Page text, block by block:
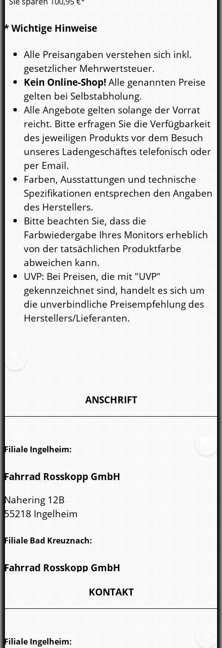
* Wichtige Hinweise
Alle Preisangaben verstehen sich inkl.
gesetzlicher Mehrwertsteuer.
Kein Online-Shop!Alle genannten Preise
gelten bei Selbstabholung.
Alle Angebote gelten solange der Vorrat
reicht. Bitte erfragen Sie die Verfügbarkeit
des jeweiligen Produkts vor dem Besuch
unseres Ladengeschäftes telefonisch oder
per Email.
Farben, Ausstattungen und technische
Spezifikationen entsprechen den Angaben
des Herstellers.
Bitte beachten Sie, dass die
Farbwiedergabe Ihres Monitors erheblich
von der tatsächlichen Produktfarbe
abweichen kann.
UVP: Bei Preisen, die mit "UVP"
gekennzeichnet sind, handelt es sich um
die unverbindliche Preisempfehlung des
Herstellers/Lieferanten.
ANSCHRIFT
Filiale Ingelheim:
Fahrrad Rosskopp GmbH
Nahering 12B
55218 Ingelheim
Filiale Bad Kreuznach:
Fahrrad Rosskopp GmbH
KONTAKT
Filiale Ingelheim: